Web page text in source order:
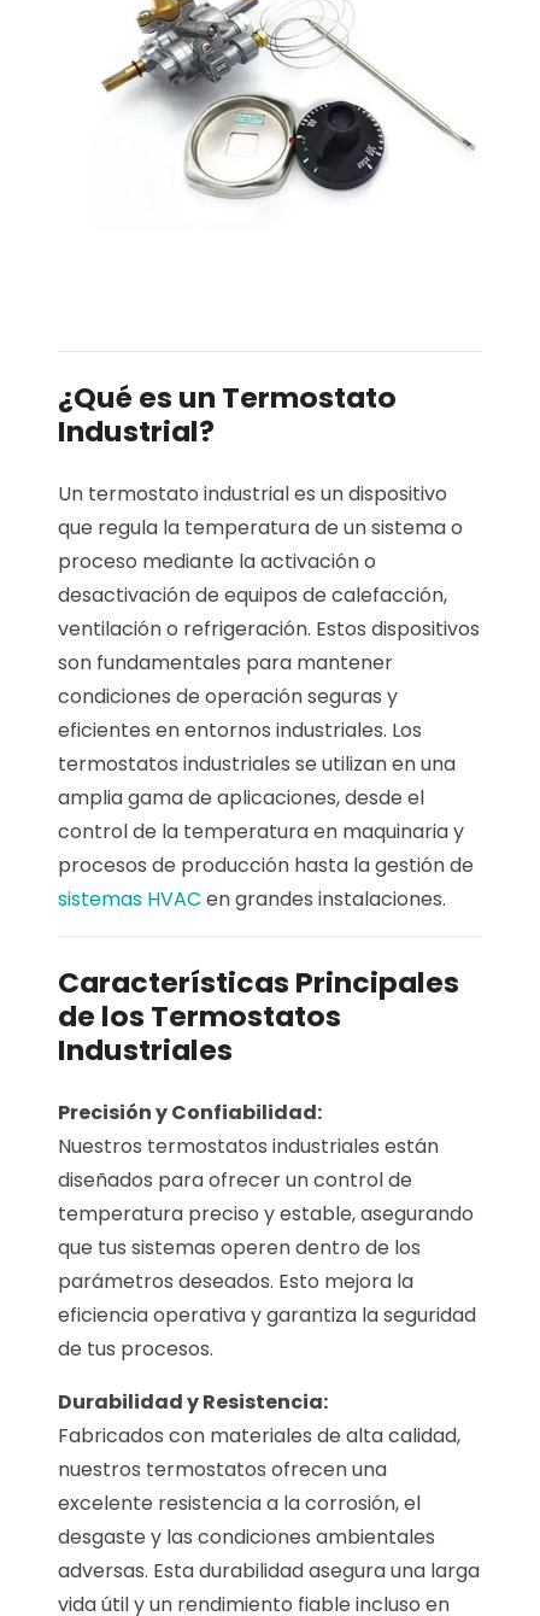
¿Qué es un Termostato
Industrial?
Un termostato industrial es un dispositivo
que regula la temperatura de un sistema o
proceso mediante la activación o
desactivación de equipos de calefacción,
ventilación o refrigeración. Estos dispositivos
son fundamentales para mantener
condiciones de operación seguras y
eficientes en entornos industriales. Los
termostatos industriales se utilizan en una
amplia gama de aplicaciones, desde el
control de la temperatura en maquinaria y
procesos de producción hasta la gestión de
sistemas HVAC en grandes instalaciones.
Características Principales
de los Termostatos
Industriales
Precisión y Confiabilidad:
Nuestros termostatos industriales están
diseñados para ofrecer un control de
temperatura preciso y estable, asegurando
que tus sistemas operen dentro de los
parámetros deseados. Esto mejora la
eficiencia operativa y garantiza la seguridad
de tus procesos.
Durabilidad y Resistencia:
Fabricados con materiales de alta calidad,
nuestros termostatos ofrecen una
excelente resistencia a la corrosión, el
desgaste y las condiciones ambientales
adversas. Esta durabilidad asegura una larga
vida útil y un rendimiento fiable incluso en